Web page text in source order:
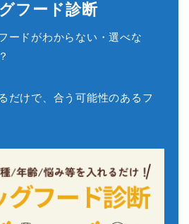
フード診断
ードがわからない・選べな
だけで、合う可能性のあるフ